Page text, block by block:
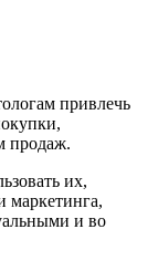
привлечь
продаж.
их,
маркетинга,
и во